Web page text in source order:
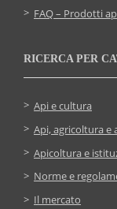
FAQ – Prodotti
RICERCA PER
Api e cultura
Api, agricoltura e
Apicoltura e
Norme e
Il mercato